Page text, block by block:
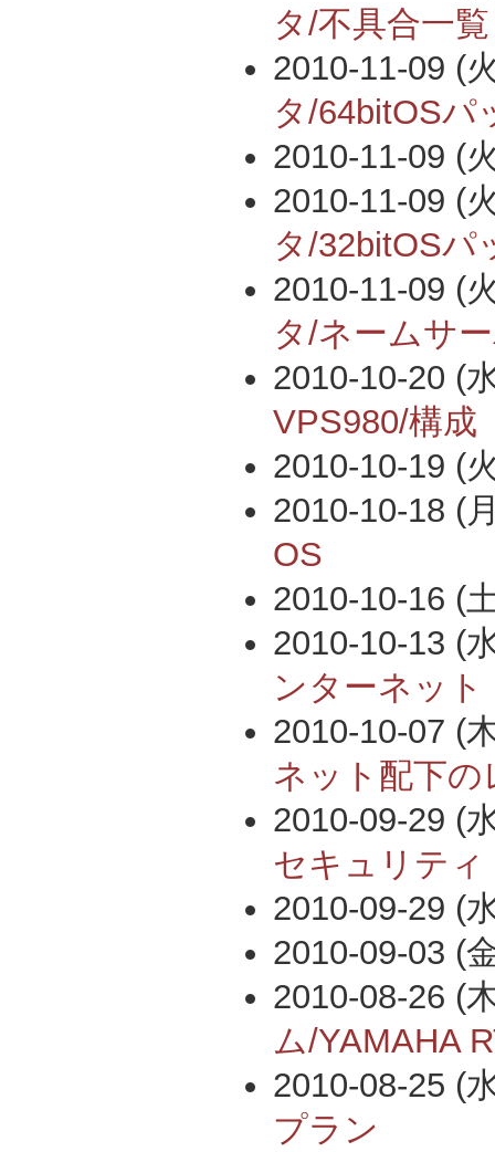
タ/不具合一覧
2010-11-09 (
タ/64bitOSパ
2010-11-09 (
2010-11-09 (
タ/32bitOSパ
2010-11-09 (
タ/ネームサ
2010-10-20 (
VPS980/構成
2010-10-19 (
2010-10-18 (
OS
2010-10-16 (
2010-10-13 (
ンターネット
2010-10-07 (
ネット配下
2010-09-29 (
セキュリティ
2010-09-29 (
2010-09-03 (
2010-08-26 (
ム/YAMAHA
2010-08-25 (
プラン